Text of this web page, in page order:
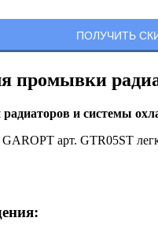
промывки
и системы
арт. GTR05ST